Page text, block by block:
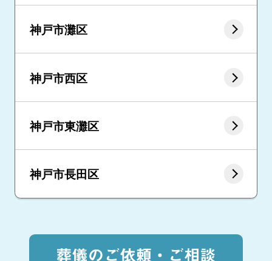
神戸市灘区
神戸市西区
神戸市東灘区
神戸市長田区